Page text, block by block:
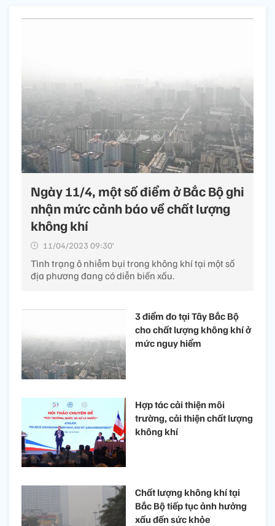
Ngày 11/4, một số điểm ở Bắc Bộ ghi
nhận mức cảnh báo về chất lượng
không khí
11/04/2023 09:30’
Tình trạng ô nhiễm bụi trong không khí tại một số
địa phương đang có diễn biến xấu.
3 điểm đo tại Tây Bắc Bộ
cho chất lượng không khí ở
mức nguy hiểm
Hợp tác cải thiện môi
trường, cải thiện chất lượng
không khí
Chất lượng không khí tại
Bắc Bộ tiếp tục ảnh hưởng
xấu đến sức khỏe